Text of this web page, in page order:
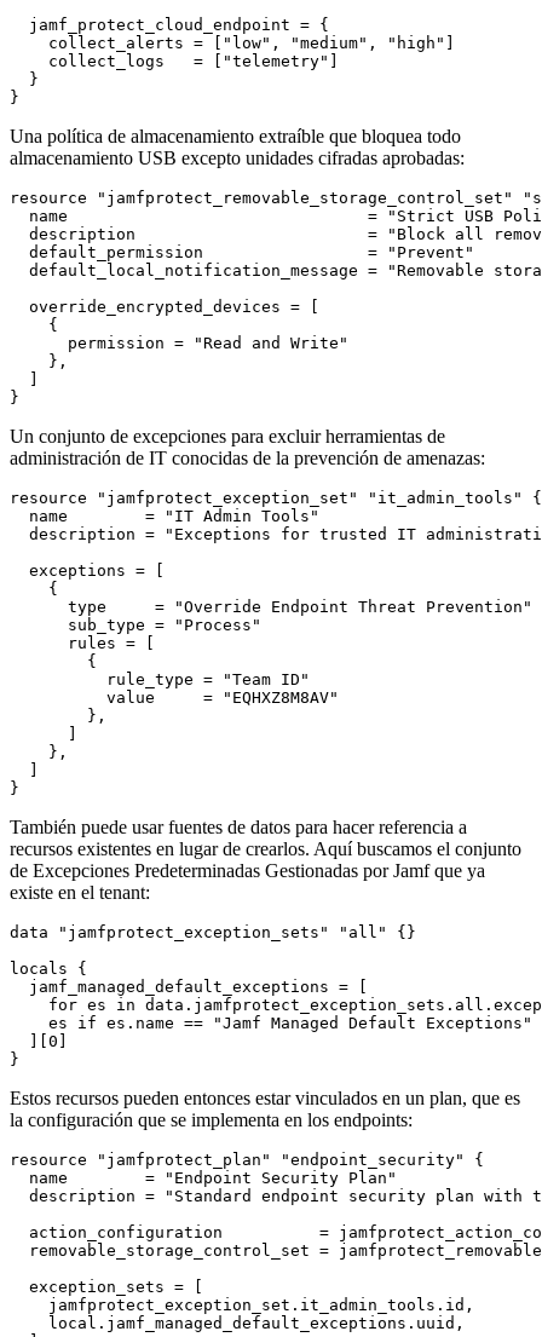
  jamf_protect_cloud_endpoint = {
    collect_alerts = ["low", "medium", "high"]
    collect_logs   = ["telemetry"]
  }
Una política de almacenamiento extraíble que bloquea todo
almacenamiento USB excepto unidades cifradas aprobadas:
resource
name                               = "Strict USB
description                        = "Block all
  default_permission                 = "Prevent"
default_local_notification_message = "Removable
  override_encrypted_devices = [
    {
      permission = "Read and Write"
    },
Un conjunto de excepciones para excluir herramientas de
administración de IT conocidas de la prevención de amenazas:
resource "jamfprotect_exception_set" "it_admin_tools" {
  name        = "IT Admin Tools"
description = "Exceptions for trusted IT
  exceptions = [
    {
      type     = "Override Endpoint Threat Prevention"
      sub_type = "Process"
      rules = [
        {
          rule_type = "Team ID"
          value     = "EQHXZ8M8AV"
        },
    },
También puede usar fuentes de datos para hacer referencia a
recursos existentes en lugar de crearlos. Aquí buscamos el conjunto
de Excepciones Predeterminadas Gestionadas por Jamf que ya
existe en el tenant:
data "jamfprotect_exception_sets" "all" {}
locals {
  jamf_managed_default_exceptions = [
for es in
    es if es.name == "Jamf Managed Default Exceptions"
  ][0]
Estos recursos pueden entonces estar vinculados en un plan, que es
la configuración que se implementa en los endpoints:
resource "jamfprotect_plan" "endpoint_security" {
  name        = "Endpoint Security Plan"
description = "Standard endpoint security plan with
action_configuration          =
removable_storage_control_set =
  exception_sets = [
    jamfprotect_exception_set.it_admin_tools.id,
    local.jamf_managed_default_exceptions.uuid,